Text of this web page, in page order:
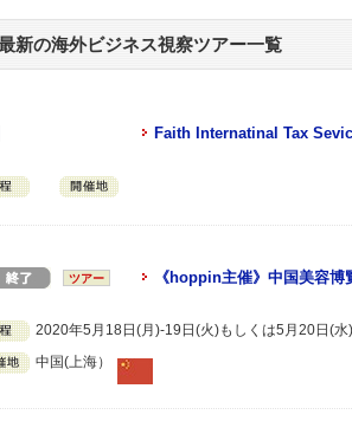
新の海外ビジネス視察ツアー一覧
Faith Internatinal Tax
ツアー 《hoppin主催》中国美容
2020年5月18日(月)-19日(火)もしくは5月20日(
中国(上海）